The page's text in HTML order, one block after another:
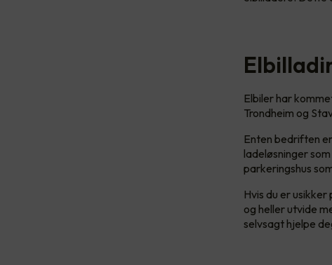
Elbiler har
Trondheim og
Enten bedriften
ladeløsninger
parkeringshus
Hvis du er
og heller utvide
selvsagt hjelpe